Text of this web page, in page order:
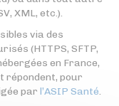
XML, etc.).
via des
(HTTPS, SFTP,
en France,
répondent, pour
par l’ASIP Santé.